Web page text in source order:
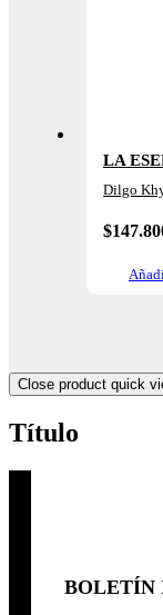
LA
Dilgo
$
Close product quick
Título
BOLETÍN